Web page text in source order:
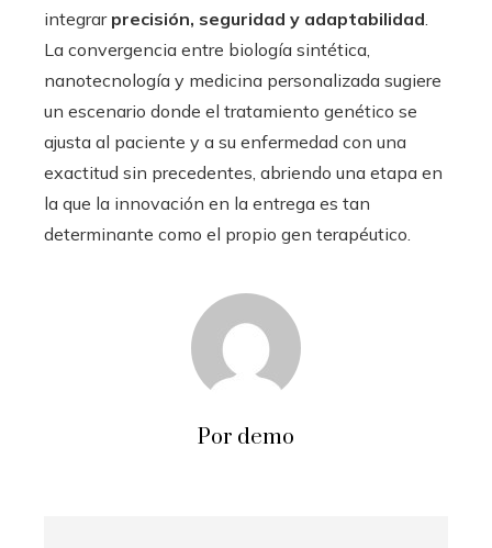
integrar precisión, seguridad y adaptabilidad
La convergencia entre biología sintética,
nanotecnología y medicina personalizada sugiere
un escenario donde el tratamiento genético se
ajusta al paciente y a su enfermedad con una
exactitud sin precedentes, abriendo una etapa en
la que la innovación en la entrega es tan
determinante como el propio gen terapéutico.
Por demo